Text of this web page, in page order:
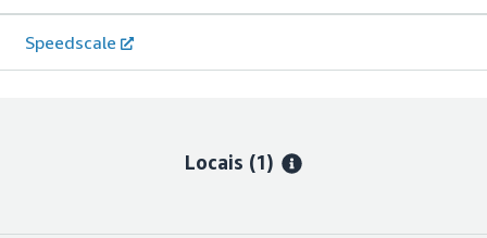
Speedscale
Locais (1)